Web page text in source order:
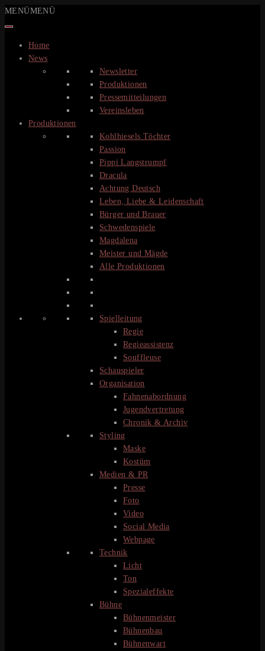
Zum
Inhalt
MENÜMENÜ
Home
News
Newsletter
Produktionen
Pressemitteilungen
Vereinsleben
Produktionen
Kohlhiesels Töchter
Passion
Pippi Langstrumpf
Dracula
Achtung Deutsch
Leben, Liebe & Leidenschaft
Bürger und Brauer
Schwedenspiele
Magdalena
Meister und Mägde
Alle Produktionen
Spielleitung
Regie
Regieassistenz
Souffleuse
Schauspieler
Organisation
Fahnenabordnung
Jugendvertretung
Chronik & Archiv
Styling
Maske
Kostüm
Medien & PR
Presse
Foto
Video
Social Media
Webpage
Technik
Licht
Ton
Spezialeffekte
Bühne
Bühnenmeister
Bühnenbau
Bühnenwart